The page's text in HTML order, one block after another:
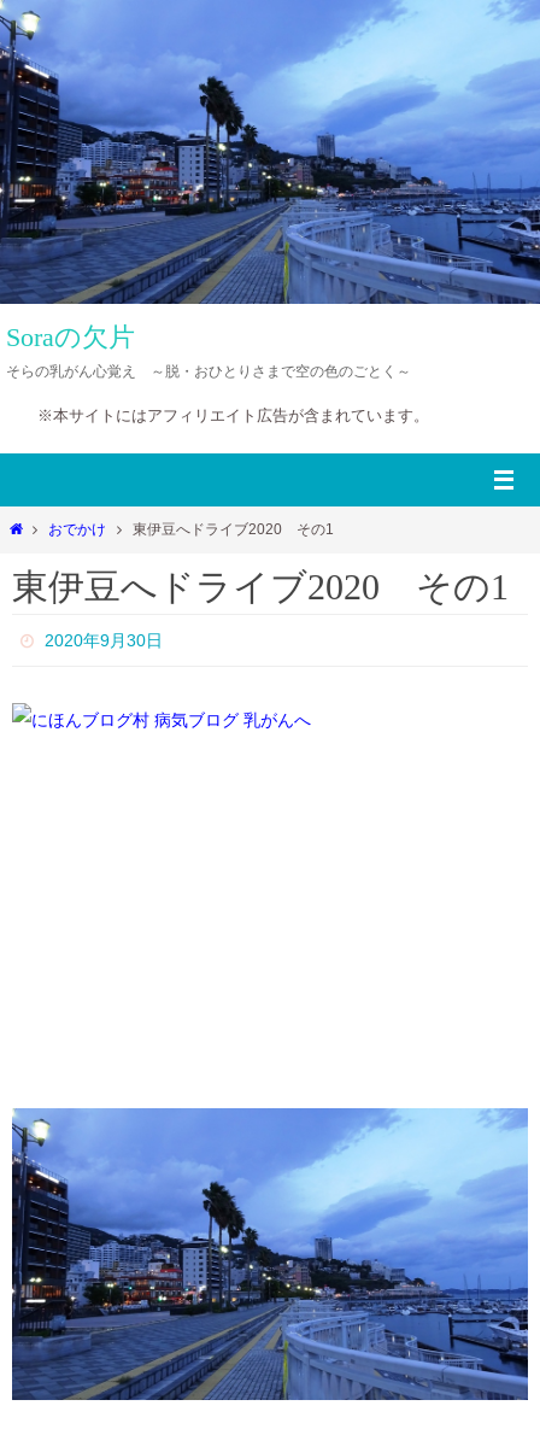
コ
ン
テ
ン
ツ
へ
ス
キ
ッ
Soraの欠片
そらの乳がん心覚え ～脱・おひとりさまで空の色のごとく～
※本サイトにはアフィリエイト広告が含まれています。
ホ
ム
おでかけ 東伊豆へドライブ2020 その1
東伊豆へドライブ2020 その1
2020年9月30日